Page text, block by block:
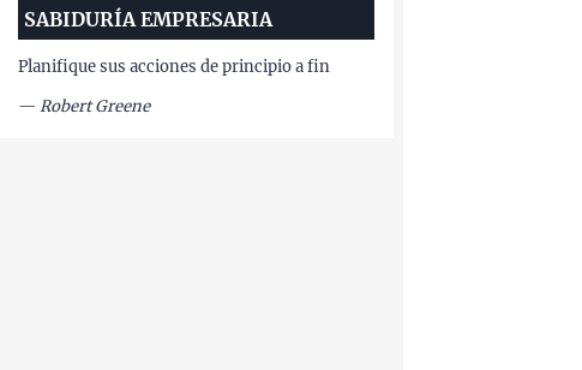
SABIDURÍA EMPRESARIA
Planifique sus acciones de principio a fin
— Robert Greene